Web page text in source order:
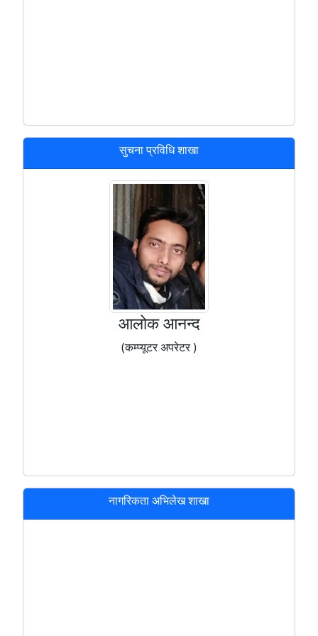
सुचना प्रविधि शाखा
आलोक आनन्द
(कम्प्यूटर अपरेटर )
नागरिकता अभिलेख शाखा